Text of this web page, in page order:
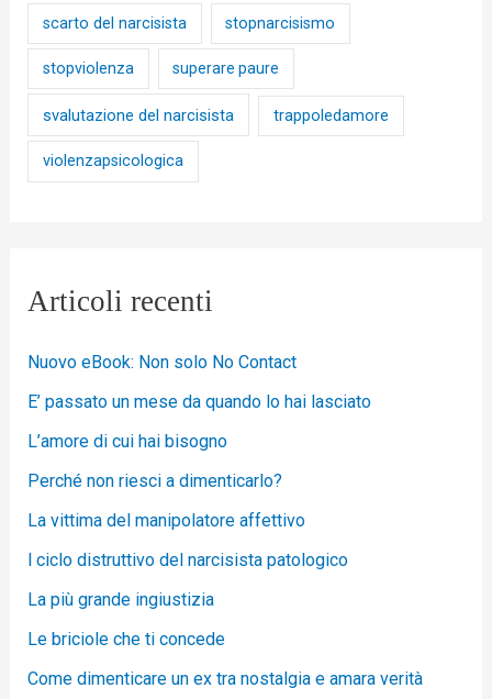
scarto del narcisista stopnarcisismo
stopviolenza superare paure
svalutazione del narcisista trappoledamore
violenzapsicologica
Articoli recenti
Nuovo eBook: Non solo No Contact
E’ passato un mese da quando lo hai lasciato
L’amore di cui hai bisogno
Perché non riesci a dimenticarlo?
La vittima del manipolatore affettivo
l ciclo distruttivo del narcisista patologico
La più grande ingiustizia
Le briciole che ti concede
Come dimenticare un ex tra nostalgia e amara verità